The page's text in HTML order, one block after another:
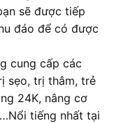
sẽ được tiếp
đáo để có được
cung cấp các
sẹo, trị thâm, trẻ
24K, nâng cơ
tiếng nhất tại